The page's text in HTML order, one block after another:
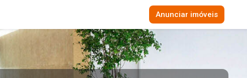
Anunciar imóveis